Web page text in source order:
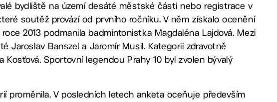
bydliště na území desáté městské části nebo registrace v
soutěž provází od prvního ročníku. V něm získalo ocenění
2013 podmanila badmintonistka Magdaléna Lajdová. Mezi
Jaroslav Banszel a Jaromír Musil. Kategorii zdravotně
Sportovní legendou Prahy 10 byl zvolen bývalý
proměnila. V posledních letech anketa oceňuje především